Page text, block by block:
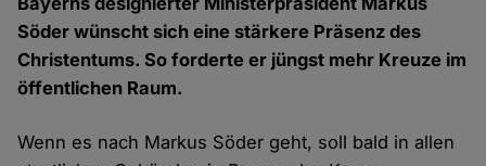
Söder wünscht sich eine stärkere Präsenz des
Christentums. So forderte er jüngst mehr Kreuze im
öffentlichen Raum.
Wenn es nach Markus Söder geht, soll bald in allen